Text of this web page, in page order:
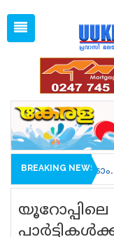
1 GBP =
Latest News
Associations
Spiritual
UK NEWS
Open
Menu
BREAKING NEWS